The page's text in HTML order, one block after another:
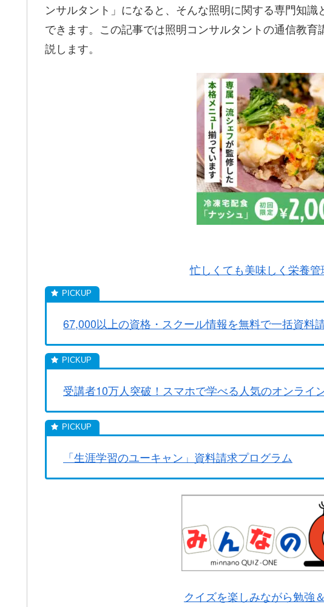
ンサルタント」になると、そんな照明に関する専門知
できます。この記事では照明コンサルタントの通信教
説します。
忙しくても美味しく栄養
67,000以上の資格・スクール情報を無料で一括資料
受講者10万人突破！スマホで学べる人気のオンライ
「生涯学習のユーキャン」資料請求プログラム
クイズを楽しみながら勉強